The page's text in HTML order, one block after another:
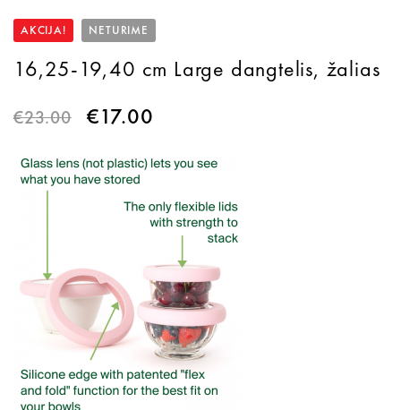
AKCIJA! NETURIME
16,25-19,40 cm Large dangtelis, žalias
€23.00 €17.00